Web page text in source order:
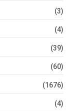
(3)
(4)
(39)
(60)
(1676)
(4)